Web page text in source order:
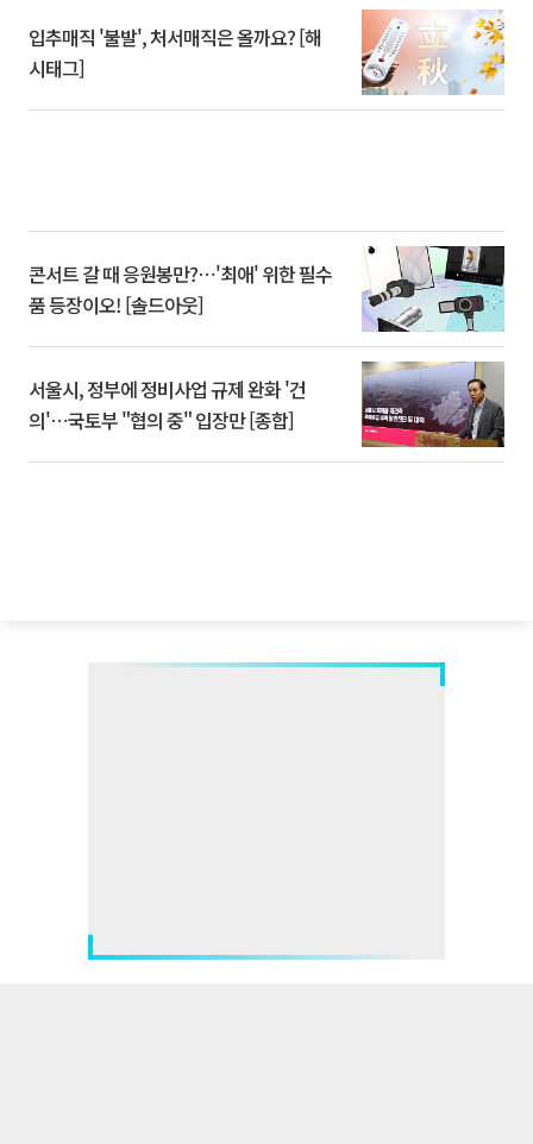
입추매직 '불발', 처서매직은 올까요? [해
시태그]
콘서트 갈 때 응원봉만?⋯'최애' 위한 필수
품 등장이오! [솔드아웃]
서울시, 정부에 정비사업 규제 완화 '건
의'⋯국토부 "협의 중" 입장만 [종합]